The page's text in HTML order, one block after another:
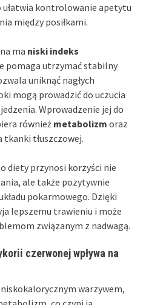
ułatwia kontrolowanie apetytu
między posiłkami.
ma niski indeks
pomaga utrzymać stabilny
uniknąć nagłych
mogą prowadzić do uczucia
Wprowadzenie jej do
również metabolizm oraz
tkanki tłuszczowej.
diety przynosi korzyści nie
ale także pozytywnie
pokarmowego. Dzięki
lepszemu trawieniu i może
związanym z nadwagą.
czerwonej wpływa na
niskokalorycznym warzywem,